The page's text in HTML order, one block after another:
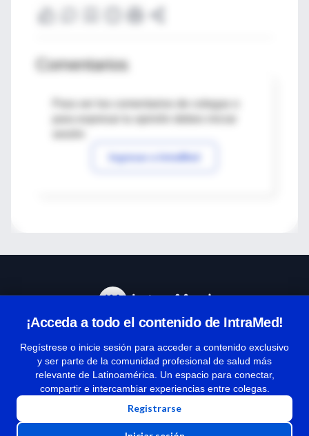
Comentarios
Para ver los comentarios de colegas o
Ingresar a IntraMed
¡Acceda a todo el contenido de IntraMed!
Regístrese o inicie sesión para acceder a contenido exclusivo
y ser parte de la comunidad profesional de salud más
relevante de Latinoamérica. Un espacio para conectar,
compartir e intercambiar experiencias entre colegas.
Registrarse
Términos y condiciones
| Políticas de privacidad
| Todos los derechos reservados | Copyright 1997-2026